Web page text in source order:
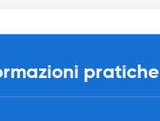
pratiche